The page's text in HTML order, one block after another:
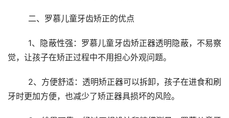
	二、罗慕儿童牙齿矫正的优点
觉，让孩子在矫正过程中不用担心外观问题。
牙时更加方便，也减少了矫正器具损坏的风险。